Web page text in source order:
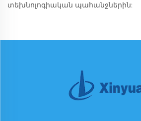
տեխնոլոգիական պահանջներին: